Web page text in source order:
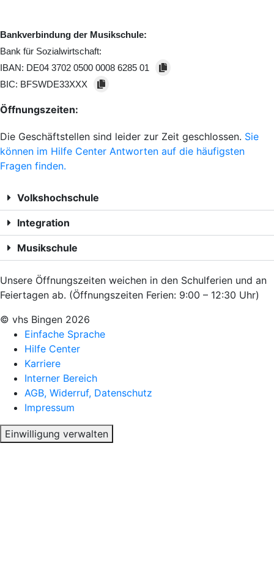
Bankverbindung der Musikschule:
Bank für Sozialwirtschaft:
IBAN: DE04 3702 0500 0008 6285 01
BIC: BFSWDE33XXX
Öffnungszeiten:
Die Geschäftstellen sind leider zur Zeit geschlossen. Sie
können im Hilfe Center Antworten auf die häufigsten
Fragen finden.
Volkshochschule
Integration
Musikschule
Unsere Öffnungszeiten weichen in den Schulferien und an
Feiertagen ab. (Öffnungszeiten Ferien: 9:00 – 12:30 Uhr)
© vhs Bingen 2026
Einfache Sprache
Hilfe Center
Karriere
Interner Bereich
AGB, Widerruf, Datenschutz
Impressum
Einwilligung verwalten